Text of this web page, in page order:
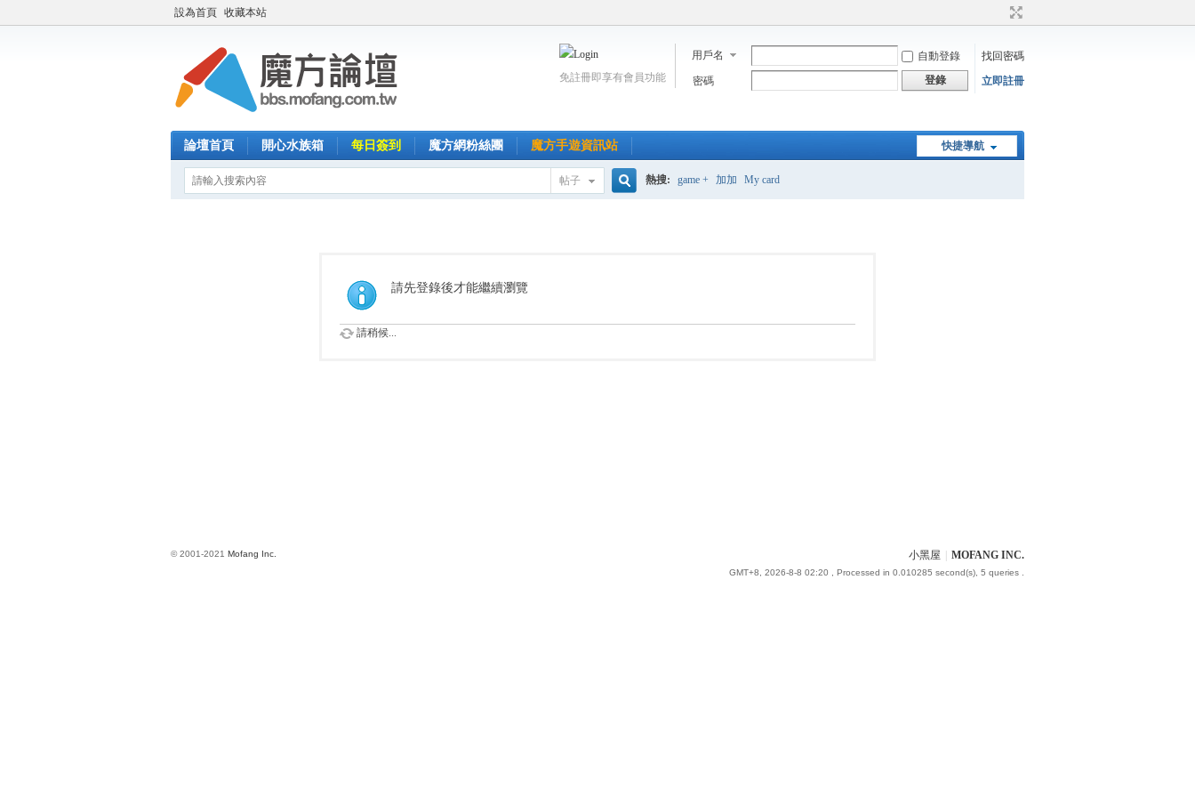
設為首頁 收藏本站
用戶名 自動登錄
找回密碼
密碼
登錄 立即註冊
免註冊即享有會員功能
快捷導航
論壇首頁 開心水族箱 每日簽到 魔方網粉絲團 魔方手遊資訊站
帖子 熱搜: game + 加加 My card
請先登錄後才能繼續瀏覽
請稍候...
小黑屋 MOFANG INC.
GMT+8, 2026-8-8 02:20 , Processed in 0.010285 second(s), 5 queries .
© 2001-2021 Mofang Inc.